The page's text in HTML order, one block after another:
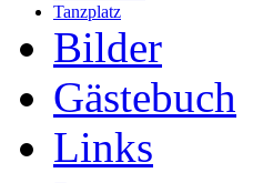
Tanzplatz
Bilder
Gästebuch
Links